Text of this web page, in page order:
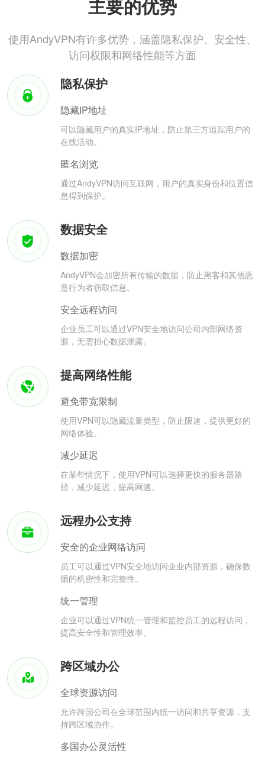
主要的优势
使用AndyVPN有许多优势，涵盖隐私保护、安全性、
访问权限和网络性能等方面
隐私保护
隐藏IP地址
可以隐藏用户的真实IP地址，防止第三方追踪用户的
在线活动。
匿名浏览
通过AndyVPN访问互联网，用户的真实身份和位置信
息得到保护。
数据安全
数据加密
AndyVPN会加密所有传输的数据，防止黑客和其他恶
意行为者窃取信息。
安全远程访问
企业员工可以通过VPN安全地访问公司内部网络资
源，无需担心数据泄露。
提高网络性能
避免带宽限制
使用VPN可以隐藏流量类型，防止限速，提供更好的
网络体验。
减少延迟
在某些情况下，使用VPN可以选择更快的服务器路
径，减少延迟，提高网速。
远程办公支持
安全的企业网络访问
员工可以通过VPN安全地访问企业内部资源，确保数
据的机密性和完整性。
统一管理
企业可以通过VPN统一管理和监控员工的远程访问，
提高安全性和管理效率。
跨区域办公
全球资源访问
允许跨国公司在全球范围内统一访问和共享资源，支
持跨区域协作。
多国办公灵活性